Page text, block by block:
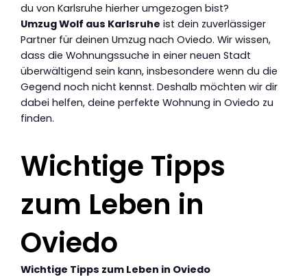
du von Karlsruhe hierher umgezogen bist?
Umzug Wolf aus Karlsruhe ist dein zuverlässiger
Partner für deinen Umzug nach Oviedo. Wir wissen,
dass die Wohnungssuche in einer neuen Stadt
überwältigend sein kann, insbesondere wenn du die
Gegend noch nicht kennst. Deshalb möchten wir dir
dabei helfen, deine perfekte Wohnung in Oviedo zu
finden.
Wichtige Tipps
zum Leben in
Oviedo
Wichtige Tipps zum Leben in Oviedo